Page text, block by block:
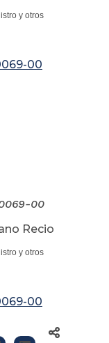
y otros
00
00
Recio
y otros
00